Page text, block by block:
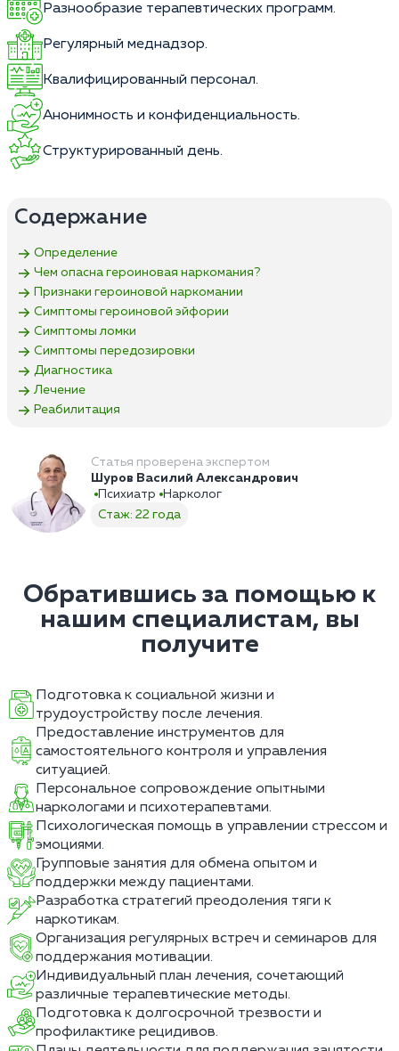
Разнообразие терапевтических программ.
Регулярный меднадзор.
Квалифицированный персонал.
Анонимность и конфиденциальность.
Структурированный день.
Содержание
Определение
Чем опасна героиновая наркомания?
Признаки героиновой наркомании
Симптомы героиновой эйфории
Симптомы ломки
Симптомы передозировки
Диагностика
Лечение
Реабилитация
Статья проверена экспертом
Шуров Василий Александрович
Психиатр
Нарколог
Стаж: 22 года
Обратившись за помощью к
нашим специалистам, вы
получите
Подготовка к социальной жизни и
трудоустройству после лечения.
Предоставление инструментов для
самостоятельного контроля и управления
ситуацией.
Персональное сопровождение опытными
наркологами и психотерапевтами.
Психологическая помощь в управлении стрессом и
эмоциями.
Групповые занятия для обмена опытом и
поддержки между пациентами.
Разработка стратегий преодоления тяги к
наркотикам.
Организация регулярных встреч и семинаров для
поддержания мотивации.
Индивидуальный план лечения, сочетающий
различные терапевтические методы.
Подготовка к долгосрочной трезвости и
профилактике рецидивов.